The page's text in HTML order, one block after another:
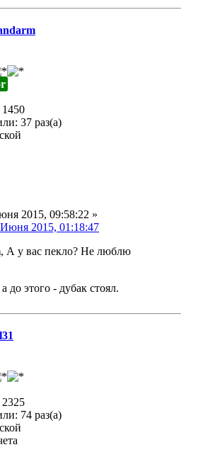
37 раз(а)
2015, 09:58:22 »
2015, 01:18:47
, А у вас пекло? Не люблю
до этого - дубак стоял.
74 раз(а)